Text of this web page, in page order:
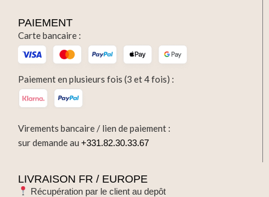
PAIEMENT
Carte bancaire :
Paiement en plusieurs fois (3 et 4 fois) :
Virements bancaire / lien de paiement :
sur demande au +331.82.30.33.67
LIVRAISON FR / EUROPE
Récupération par le client au depôt